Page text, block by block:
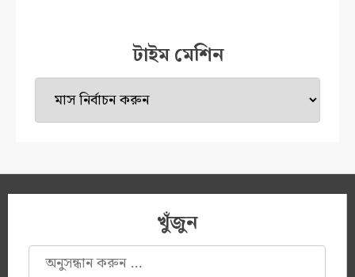
টাইম মেশিন
টাইম
মেশিন
খুঁজুন
অনুসন্ধানঃ